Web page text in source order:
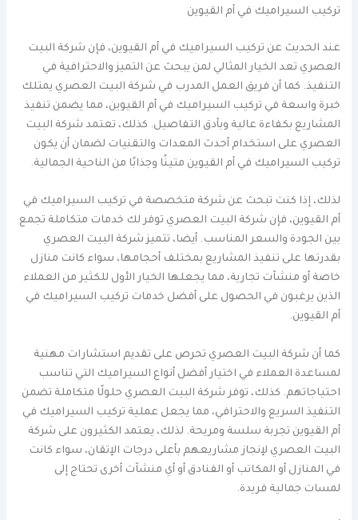
تركيب السيراميك في أم القيوين
عند الحديث عن تركيب السيراميك في أم القيوين، فإن شركة البيت
العصري تعد الخيار المثالي لمن يبحث عن التميز والاحترافية في
التنفيذ. كما أن فريق العمل المدرب في شركة البيت العصري يمتلك
خبرة واسعة في تركيب السيراميك في أم القيوين، مما يضمن تنفيذ
المشاريع بكفاءة عالية وبأدق التفاصيل. كذلك، تعتمد شركة البيت
العصري على استخدام أحدث المعدات والتقنيات لضمان أن يكون
تركيب السيراميك في أم القيوين متينًا وجذابًا من الناحية الجمالية.
لذلك، إذا كنت تبحث عن شركة متخصصة في تركيب السيراميك في
أم القيوين، فإن شركة البيت العصري توفر لك خدمات متكاملة تجمع
بين الجودة والسعر المناسب. أيضا، تتميز شركة البيت العصري
بقدرتها على تنفيذ المشاريع بمختلف أحجامها، سواء كانت منازل
خاصة أو منشآت تجارية، مما يجعلها الخيار الأول للكثير من العملاء
الذين يرغبون في الحصول على أفضل خدمات تركيب السيراميك في
أم القيوين.
كما أن شركة البيت العصري تحرص على تقديم استشارات مهنية
لمساعدة العملاء في اختيار أفضل أنواع السيراميك التي تناسب
احتياجاتهم. كذلك، توفر شركة البيت العصري حلولًا متكاملة تضمن
التنفيذ السريع والاحترافي، مما يجعل عملية تركيب السيراميك في
أم القيوين تجربة سلسة ومريحة. لذلك، يعتمد الكثيرون على شركة
البيت العصري لإنجاز مشاريعهم بأعلى درجات الإتقان، سواء كانت
في المنازل أو المكاتب أو الفنادق أو أي منشآت أخرى تحتاج إلى
لمسات جمالية فريدة.